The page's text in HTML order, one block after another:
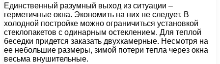
Единственный разумный выход из ситуации –
герметичные окна. Экономить на них не следует. В
холодной постройке можно ограничиться установкой
стеклопакетов с одинарным остеклением. Для теплой
беседки придется заказать двухкамерные. Несмотря на
ее небольшие размеры, зимой потери тепла через окна
весьма внушительные.